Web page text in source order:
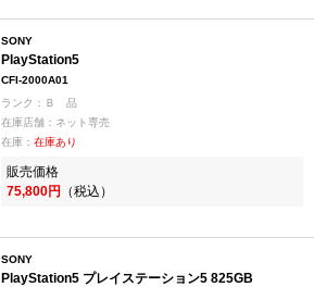
SONY
PlayStation5
CFI-2000A01
ランク：Ｂ 品
在庫店舗：ネット専売
在庫： 在庫あり
販売価格
75,800円 （税込）
SONY
PlayStation5 プレイステーション5 825GB